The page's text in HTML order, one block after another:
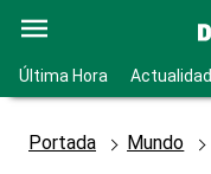
Última Hora Actualidad
Portada Mundo